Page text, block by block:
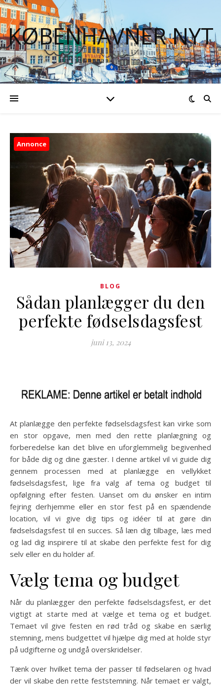
KØBENHAVNER NYT
Annonce
BLOG
Sådan planlægger du den
perfekte fødselsdagsfest
juni 13, 2024
At planlægge den perfekte fødselsdagsfest kan virke som
en stor opgave, men med den rette planlægning og
forberedelse kan det blive en uforglemmelig begivenhed
for både dig og dine gæster. I denne artikel vil vi guide dig
gennem processen med at planlægge en vellykket
fødselsdagsfest, lige fra valg af tema og budget til
opfølgning efter festen. Uanset om du ønsker en intim
fejring derhjemme eller en stor fest på en spændende
location, vil vi give dig tips og idéer til at gøre din
fødselsdagsfest til en succes. Så læn dig tilbage, læs med
og lad dig inspirere til at skabe den perfekte fest for dig
selv eller en du holder af.
Vælg tema og budget
Når du planlægger den perfekte fødselsdagsfest, er det
vigtigt at starte med at vælge et tema og et budget.
Temaet vil give festen en rød tråd og skabe en særlig
stemning, mens budgettet vil hjælpe dig med at holde styr
på udgifterne og undgå overskridelser.
Tænk over hvilket tema der passer til fødselaren og hvad
der vil skabe den rette feststemning. Når temaet er valgt,